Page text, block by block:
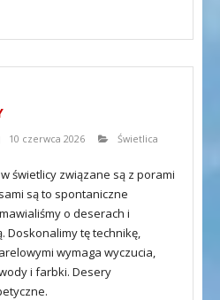
10 czerwca 2026 Świetlica
świetlicy związane są z porami
są to spontaniczne
o deserach i
Doskonalimy tę technikę,
wymaga wyczucia,
i farbki. Desery